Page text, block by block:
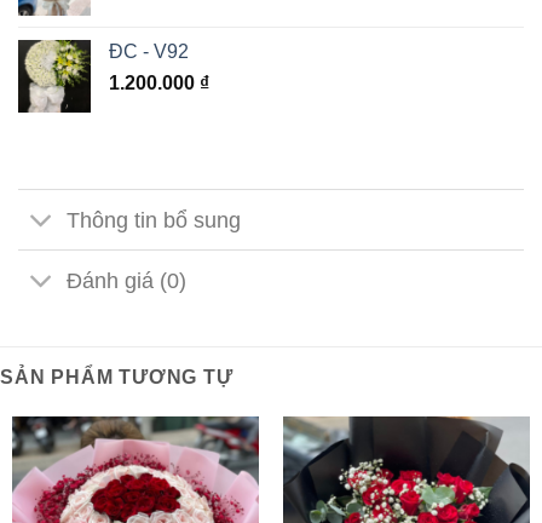
ĐC - V92
1.200.000 ₫
Thông tin bổ sung
Đánh giá (0)
SẢN PHẨM TƯƠNG TỰ